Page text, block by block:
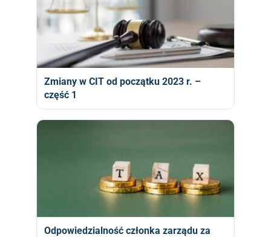
Zmiany w CIT od początku 2023 r. –
część 1
Odpowiedzialność członka zarządu za